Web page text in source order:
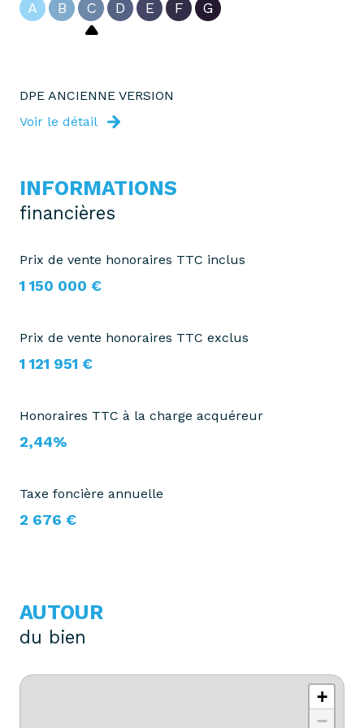
accès handicapé
A B C D E F G
DPE ANCIENNE VERSION
Voir le détail
INFORMATIONS
financières
Prix de vente honoraires TTC inclus
1 150 000 €
Prix de vente honoraires TTC exclus
1 121 951 €
Honoraires TTC à la charge acquéreur
2,44%
Taxe foncière annuelle
2 676 €
AUTOUR
du bien
+
−